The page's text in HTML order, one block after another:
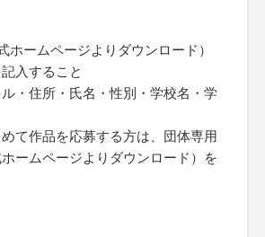
ホームページよりダウンロード）
入すること
・住所・氏名・性別・学校名・学
て作品を応募する方は、団体専用
ームページよりダウンロード）を